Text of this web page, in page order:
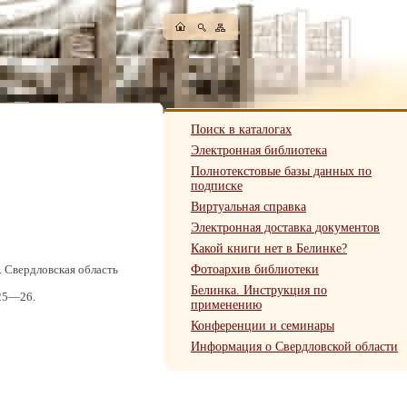
область
Поиск в каталогах
Электронная библиотека
Полнотекстовые базы данных по
подписке
Виртуальная справка
Электронная доставка документов
Какой книги нет в Белинке?
Фотоархив библиотеки
Белинка. Инструкция по
применению
Конференции и семинары
Информация о Свердловской области